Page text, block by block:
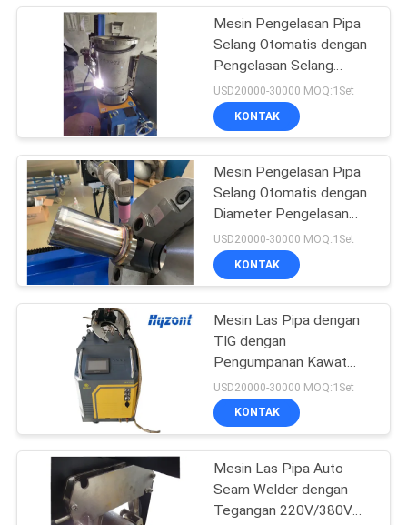
Mesin pengelasan
jahitan melingkar
mesin las busur
25
mesin las laser
Mesin Pengelasan Pipa
Selang Otomatis dengan
Pengelasan Selang
Kecepatan Tinggi dan
Proses Pengelasan
TIG/MIG untuk Tegangan
USD20000-30000 MOQ:1Set
KONTAK
Mesin Pengelasan Pipa
Selang Otomatis dengan
Diameter Pengelasan
Disesuaikan, Tegangan
220V/380V, dan TIG
Dengan Pemanfaatan
USD20000-30000 MOQ:1Set
KONTAK
Mesin Las Pipa dengan
TIG dengan
Pengumpanan Kawat
Arus Las 10-500Amp dan
Motor DC untuk Fabrikasi
Pipa Tugas Berat
USD20000-30000 MOQ:1Set
KONTAK
Mesin Las Pipa Auto
Seam Welder dengan
Tegangan 220V/380V